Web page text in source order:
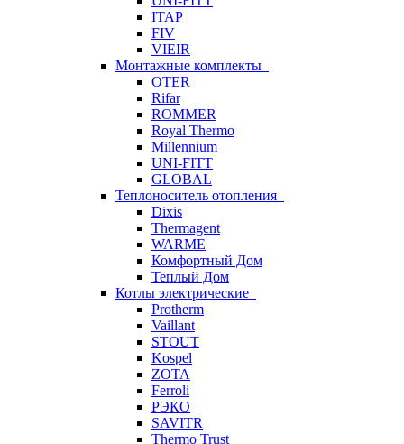
ITAP
FIV
VIEIR
Монтажные комплекты
OTER
Rifar
ROMMER
Royal Thermo
Millennium
UNI-FITT
GLOBAL
Теплоноситель отопления
Dixis
Thermagent
WARME
Комфортный Дом
Теплый Дом
Котлы электрические
Protherm
Vaillant
STOUT
Kospel
ZOTA
Ferroli
РЭКО
SAVITR
Thermo Trust